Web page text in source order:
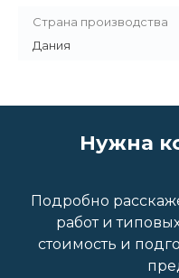
Страна производства
Дания
Нужна
Подробно
работ и
стоимость и